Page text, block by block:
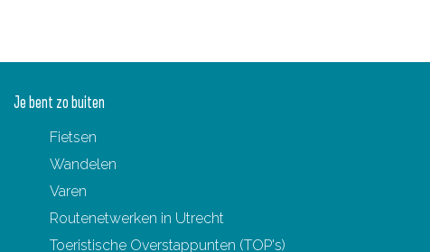
Je bent zo buiten
Fietsen
Wandelen
Varen
Routenetwerken in Utrecht
Toeristische Overstappunten (TOP's)